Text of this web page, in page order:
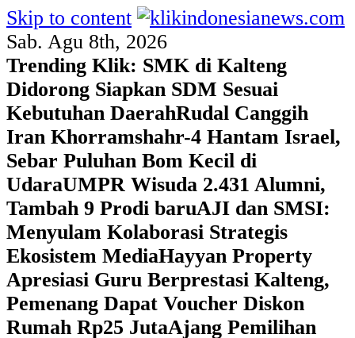
Skip to content
Sab. Agu 8th, 2026
Trending Klik: SMK di Kalteng
Didorong Siapkan SDM Sesuai
Kebutuhan DaerahRudal Canggih
Iran Khorramshahr-4 Hantam Israel,
Sebar Puluhan Bom Kecil di
UdaraUMPR Wisuda 2.431 Alumni,
Tambah 9 Prodi baruAJI dan SMSI:
Menyulam Kolaborasi Strategis
Ekosistem MediaHayyan Property
Apresiasi Guru Berprestasi Kalteng,
Pemenang Dapat Voucher Diskon
Rumah Rp25 JutaAjang Pemilihan